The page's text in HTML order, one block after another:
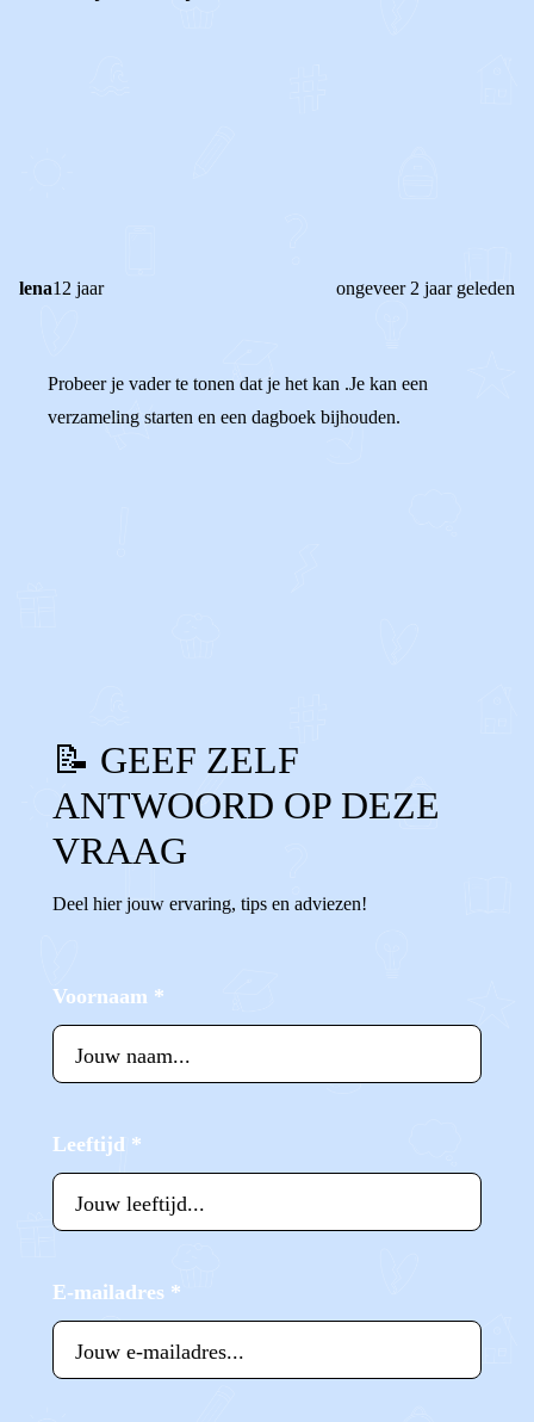
lena12 jaar ongeveer 2 jaar geleden
Probeer je vader te tonen dat je het kan .Je kan een
verzameling starten en een dagboek bijhouden.
📝 GEEF ZELF
ANTWOORD OP DEZE
VRAAG
Deel hier jouw ervaring, tips en adviezen!
Voornaam *
Leeftijd *
E-mailadres *